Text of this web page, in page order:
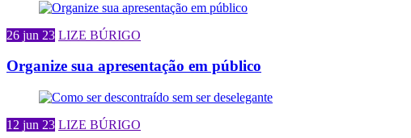
26 jun 23 LIZE BÚRIGO
Organize sua apresentação em público
12 jun 23 LIZE BÚRIGO